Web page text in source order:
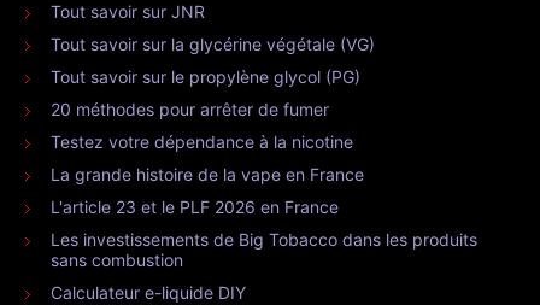
Tout savoir sur JNR
Tout savoir sur la glycérine végétale (VG)
Tout savoir sur le propylène glycol (PG)
20 méthodes pour arrêter de fumer
Testez votre dépendance à la nicotine
La grande histoire de la vape en France
L'article 23 et le PLF 2026 en France
Les investissements de Big Tobacco dans les produits
sans combustion
Calculateur e-liquide DIY